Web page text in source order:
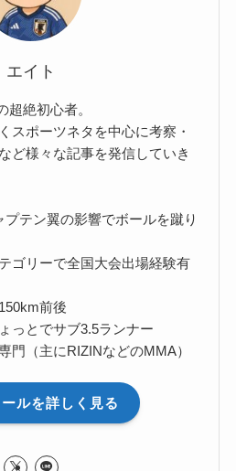
エイト
超絶初心者。
スポーツネタを中心に考察・
ど様々な記事を発信していき
テン翼の影響でボールを蹴り
ゴリーで全国大会出場経験有
前後
っとでサブ3.5ランナー
門（主にRIZINなどのMMA）
ルを詳しく見る